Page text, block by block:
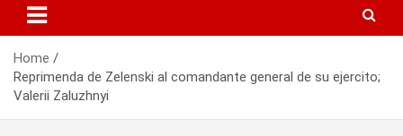
Home
Reprimenda de Zelenski al comandante general de su ejercito;
Valerii Zaluzhnyi